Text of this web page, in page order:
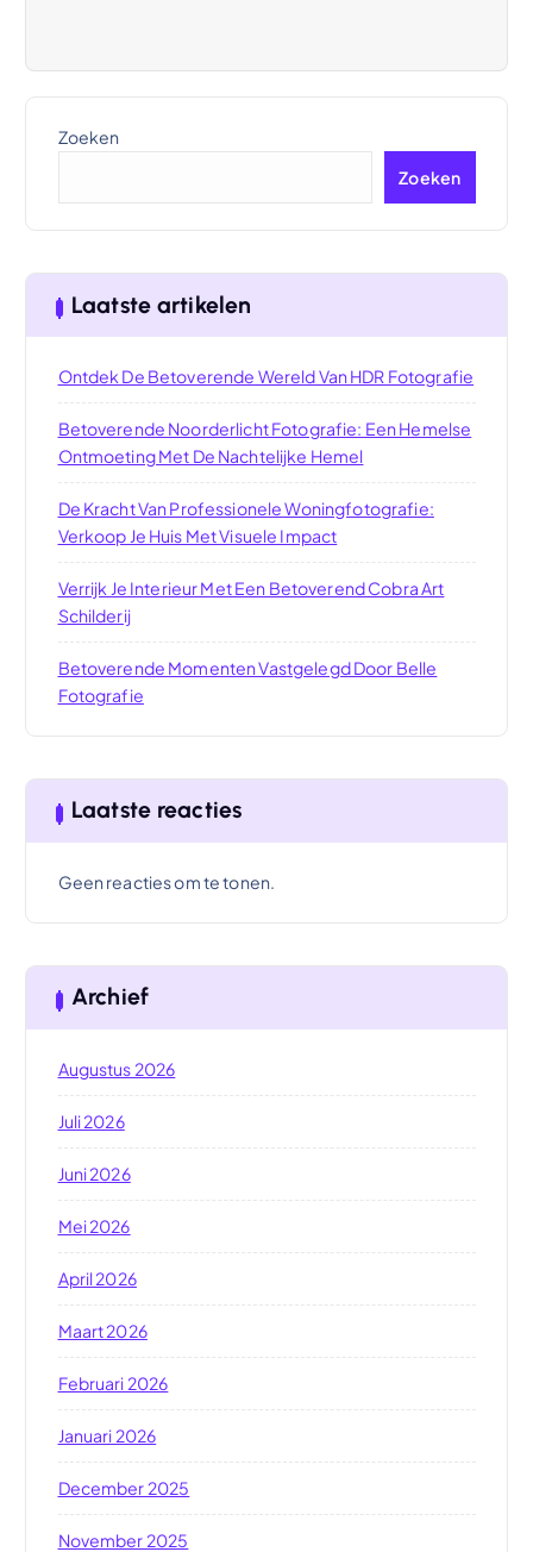
Zoeken
Zoeken
Laatste artikelen
Ontdek De Betoverende Wereld Van HDR Fotografie
Betoverende Noorderlicht Fotografie: Een Hemelse
Ontmoeting Met De Nachtelijke Hemel
De Kracht Van Professionele Woningfotografie:
Verkoop Je Huis Met Visuele Impact
Verrijk Je Interieur Met Een Betoverend Cobra Art
Schilderij
Betoverende Momenten Vastgelegd Door Belle
Fotografie
Laatste reacties
Geen reacties om te tonen.
Archief
Augustus 2026
Juli 2026
Juni 2026
Mei 2026
April 2026
Maart 2026
Februari 2026
Januari 2026
December 2025
November 2025